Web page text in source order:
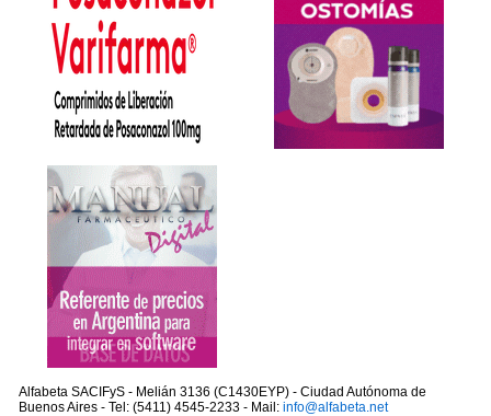
Alfabeta SACIFyS - Melián 3136 (C1430EYP) - Ciudad Autónoma de
Buenos Aires - Tel: (5411) 4545-2233 - Mail: info@alfabeta.net